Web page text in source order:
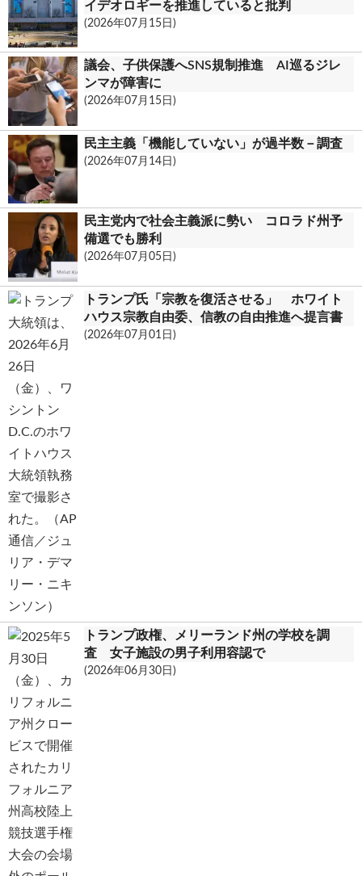
イデオロギーを推進していると批判
(2026年07月15日)
議会、子供保護へSNS規制推進 AI巡るジレ
ンマが障害に
(2026年07月15日)
民主主義「機能していない」が過半数－調査
(2026年07月14日)
民主党内で社会主義派に勢い コロラド州予
備選でも勝利
(2026年07月05日)
トランプ氏「宗教を復活させる」 ホワイト
ハウス宗教自由委、信教の自由推進へ提言書
(2026年07月01日)
トランプ政権、メリーランド州の学校を調
査 女子施設の男子利用容認で
(2026年06月30日)